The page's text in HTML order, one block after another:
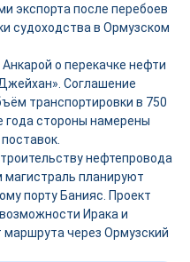
экспорта после перебоев
судоходства в Ормузском
о перекачке нефти
Соглашение
транспортировки в 750
года стороны намерены
нефтепровода
планируют
порту Банияс. Проект
Ирака и
через Ормузский